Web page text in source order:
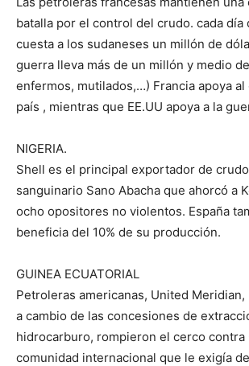
batalla por el control del crudo. cada día
cuesta a los sudaneses un millón de
guerra lleva más de un millón y medio
enfermos, mutilados,…) Francia apoya
país , mientras que EE.UU apoya a la
NIGERIA.
Shell es el principal exportador de
sanguinario Sano Abacha que ahorcó a
ocho opositores no violentos. España
beneficia del 10% de su producción.
GUINEA ECUATORIAL
Petroleras americanas, United Meridian,
a cambio de las concesiones de
hidrocarburo, rompieron el cerco contra
comunidad internacional que le exigía